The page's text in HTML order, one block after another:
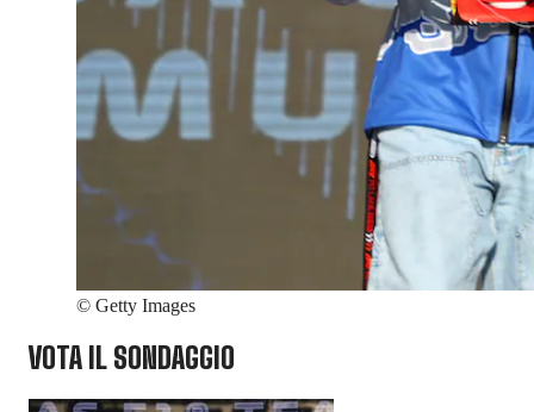
© Getty Images
VOTA IL SONDAGGIO